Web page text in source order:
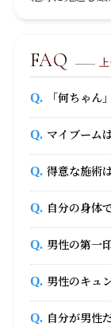
FAQ
「何ちゃん
マイブーム
得意な施術
自分の身体
男性の第一
男性のキュ
自分が男性